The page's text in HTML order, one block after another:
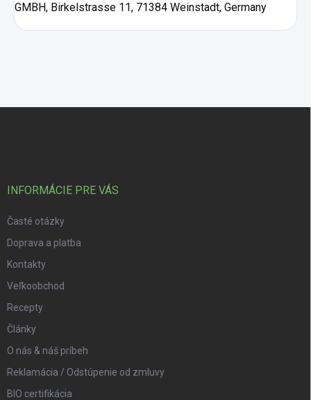
GMBH, Birkelstrasse 11, 71384 Weinstadt, Germany
INFORMÁCIE PRE VÁS
Časté otázky
Doprava a platba
Kontakty
Veľkoobchod
Recepty
Články
O nás & náš príbeh
Reklamácia / Odstúpenie od zmluvy
BIO certifikácia